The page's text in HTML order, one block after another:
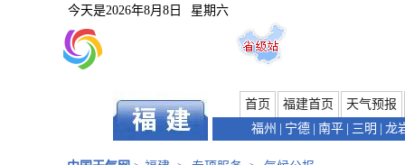
今天是2026年8月8日 星期六
首页 福建首页
天气预报
福州
宁德 南平 三明 龙